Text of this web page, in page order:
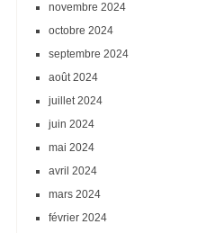
novembre 2024
octobre 2024
septembre 2024
août 2024
juillet 2024
juin 2024
mai 2024
avril 2024
mars 2024
février 2024